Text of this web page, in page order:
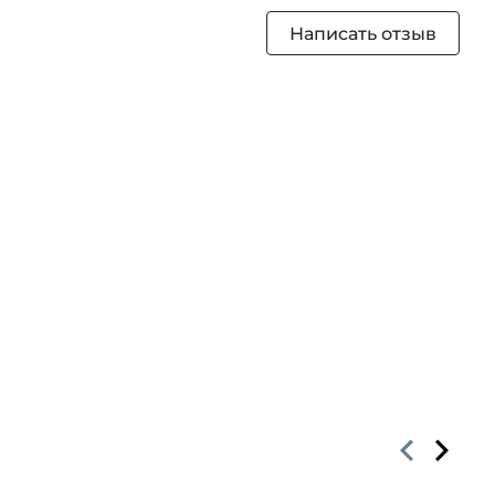
Написать отзыв